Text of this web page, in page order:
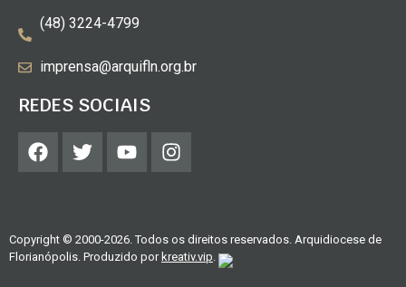
(48) 3224-4799
imprensa@arquifln.org.br
REDES SOCIAIS
Copyright © 2000-2026. Todos os direitos reservados. Arquidiocese de
Florianópolis. Produzido por kreativ.vip.